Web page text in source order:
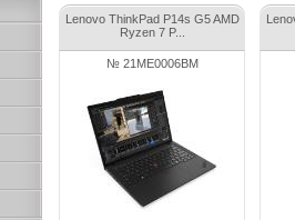
Lenovo ThinkPad P14s G5 AMD
Ryzen 7 P...
№ 21ME0006BM